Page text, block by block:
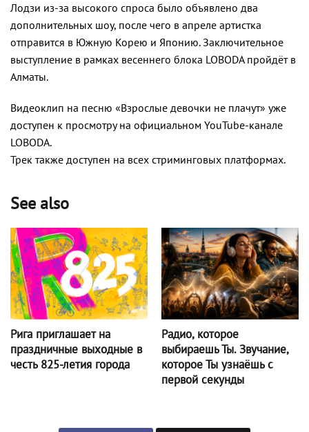
Лодзи из-за высокого спроса было объявлено два
дополнительных шоу, после чего в апреле артистка
отправится в Южную Корею и Японию. Заключительное
выступление в рамках весеннего блока LOBODA пройдёт в
Алматы.
Видеоклип на песню «Взрослые девочки не плачут» уже
доступен к просмотру на официальном YouTube-канале
LOBODA.
Трек также доступен на всех стриминговых платформах.
See also
Рига приглашает на
праздничные выходные в
честь 825-летия города
Радио, которое
выбираешь Ты. Звучание,
которое Ты узнаёшь с
первой секунды